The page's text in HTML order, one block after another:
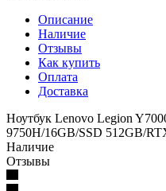
Описание
Наличие
Отзывы
Как купить
Оплата
Доставка
Ноутбук Lenovo Legion
9750H/16GB/SSD 512GB/
Наличие
Отзывы